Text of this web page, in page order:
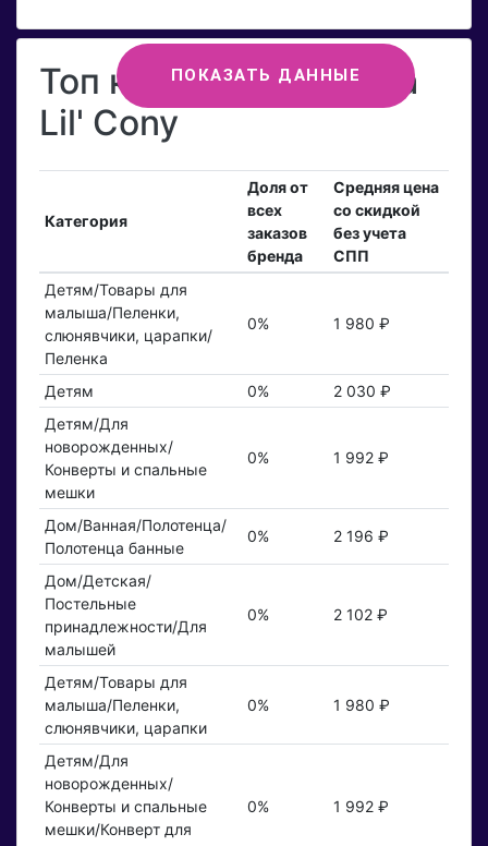
ПОКАЗАТЬ ДАННЫЕ
Топ категорий бренда
Lil' Cony
Категория
Доля от
всех
заказов
бренда
Средняя цена
со скидкой
без учета
СПП
Детям/Товары для
малыша/Пеленки,
слюнявчики, царапки/
Пеленка
0% 1 980 ₽
Детям 0%
2 030 ₽
Детям/Для
новорожденных/
Конверты и спальные
мешки
0% 1 992 ₽
Дом/Ванная/Полотенца/
Полотенца банные
0% 2 196 ₽
Дом/Детская/
Постельные
принадлежности/Для
малышей
0% 2 102 ₽
Детям/Товары для
малыша/Пеленки,
слюнявчики, царапки
0% 1 980 ₽
Детям/Для
новорожденных/
Конверты и спальные
мешки/Конверт для
0% 1 992 ₽